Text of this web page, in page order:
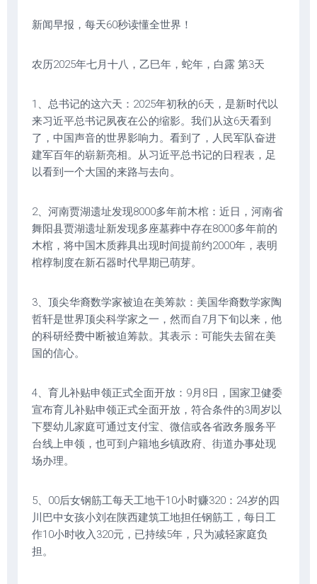
新闻早报，每天60秒读懂全世界！
农历2025年七月十八，乙巳年，蛇年，白露 第3天
1、总书记的这六天：2025年初秋的6天，是新时代以
来习近平总书记夙夜在公的缩影。我们从这6天看到
了，中国声音的世界影响力。看到了，人民军队奋进
建军百年的崭新亮相。从习近平总书记的日程表，足
以看到一个大国的来路与去向。
2、河南贾湖遗址发现8000多年前木棺：近日，河南省
舞阳县贾湖遗址新发现多座墓葬中存在8000多年前的
木棺，将中国木质葬具出现时间提前约2000年，表明
棺椁制度在新石器时代早期已萌芽。
3、顶尖华裔数学家被迫在美筹款：美国华裔数学家陶
哲轩是世界顶尖科学家之一，然而自7月下旬以来，他
的科研经费中断被迫筹款。其表示：可能失去留在美
国的信心。
4、育儿补贴申领正式全面开放：9月8日，国家卫健委
宣布育儿补贴申领正式全面开放，符合条件的3周岁以
下婴幼儿家庭可通过支付宝、微信或各省政务服务平
台线上申领，也可到户籍地乡镇政府、街道办事处现
场办理。
5、00后女钢筋工每天工地干10小时赚320：24岁的四
川巴中女孩小刘在陕西建筑工地担任钢筋工，每日工
作10小时收入320元，已持续5年，只为减轻家庭负
担。